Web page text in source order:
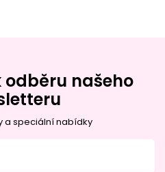
odběru našeho
a speciální nabídky